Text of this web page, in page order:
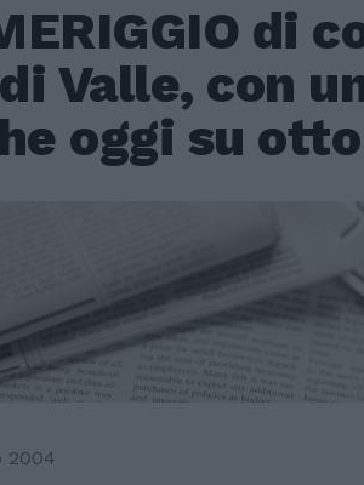
di
Valle, con
oggi su
2004